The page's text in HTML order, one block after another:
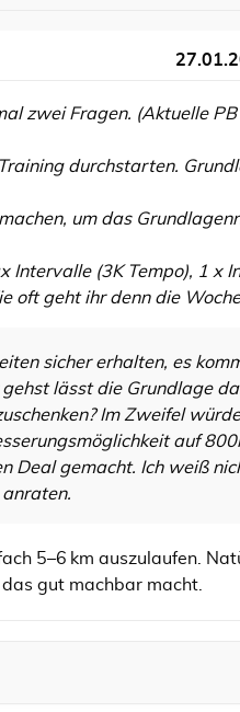
zwei Fragen. (Aktuelle
durchstarten.
um das
Intervalle (3K Tempo), 1 x
oft geht ihr denn die
sicher erhalten, es
lässt die Grundlage
Im Zweifel
auf
Deal gemacht. Ich weiß
5–6 km auszulaufen.
gut machbar macht.